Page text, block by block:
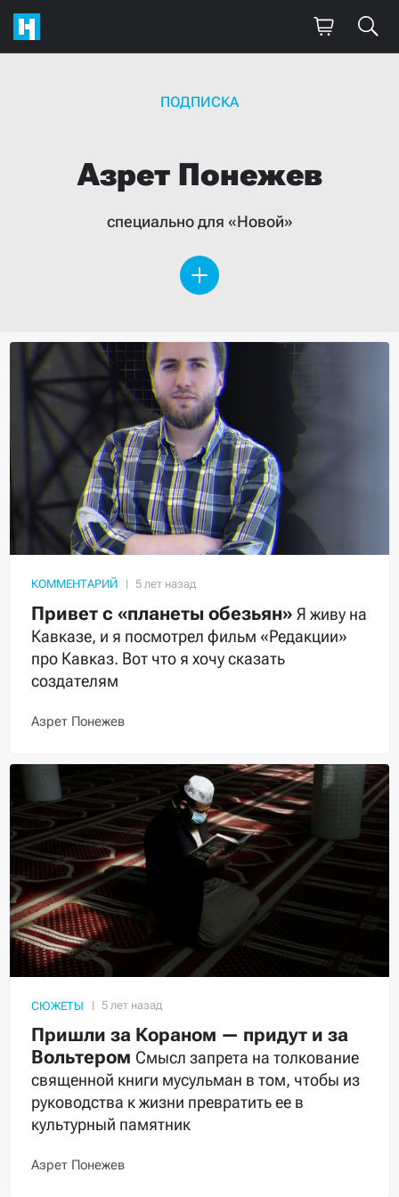
ПОДПИСКА
Азрет Понежев
специально для «Новой»
КОММЕНТАРИЙ
Привет с «планеты обезьян» Я живу на
Кавказе, и я посмотрел фильм «Редакции»
про Кавказ. Вот что я хочу сказать
создателям
Азрет Понежев
СЮЖЕТЫ
Пришли за Кораном — придут и за
Вольтером Смысл запрета на толкование
священной книги мусульман в том, чтобы из
руководства к жизни превратить ее в
культурный памятник
Азрет Понежев